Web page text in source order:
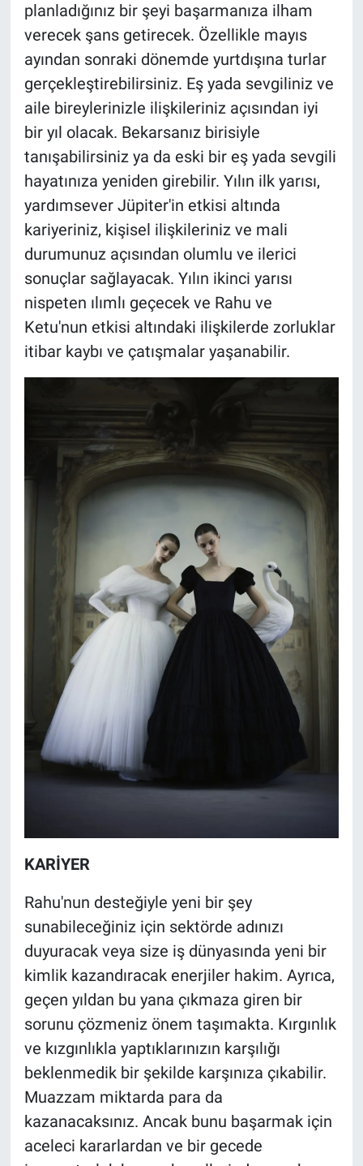
planladığınız bir şeyi başarmanıza ilham
verecek şans getirecek. Özellikle mayıs
ayından sonraki dönemde yurtdışına turlar
gerçekleştirebilirsiniz. Eş yada sevgiliniz ve
aile bireylerinizle ilişkileriniz açısından iyi
bir yıl olacak. Bekarsanız birisiyle
tanışabilirsiniz ya da eski bir eş yada sevgili
hayatınıza yeniden girebilir. Yılın ilk yarısı,
yardımsever Jüpiter'in etkisi altında
kariyeriniz, kişisel ilişkileriniz ve mali
durumunuz açısından olumlu ve ilerici
sonuçlar sağlayacak. Yılın ikinci yarısı
nispeten ılımlı geçecek ve Rahu ve
Ketu'nun etkisi altındaki ilişkilerde zorluklar
itibar kaybı ve çatışmalar yaşanabilir.
KARİYER
Rahu'nun desteğiyle yeni bir şey
sunabileceğiniz için sektörde adınızı
duyuracak veya size iş dünyasında yeni bir
kimlik kazandıracak enerjiler hakim. Ayrıca,
geçen yıldan bu yana çıkmaza giren bir
sorunu çözmeniz önem taşımakta. Kırgınlık
ve kızgınlıkla yaptıklarınızın karşılığı
beklenmedik bir şekilde karşınıza çıkabilir.
Muazzam miktarda para da
kazanacaksınız. Ancak bunu başarmak için
aceleci kararlardan ve bir gecede